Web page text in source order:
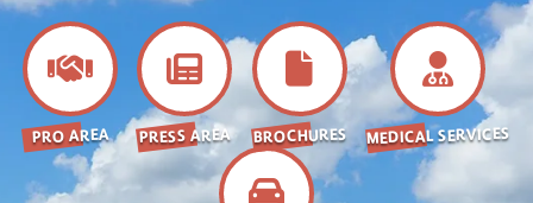
PRO AREA PRESS AREA BROCHURES MEDICAL SERVICES